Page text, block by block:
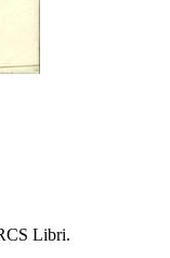
Libri.